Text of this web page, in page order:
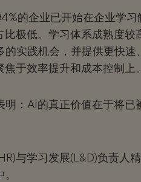
的企业已开始在企业学习
极低。学习体系成熟度较
实践机会，并提供更快速
于效率提升和成本控制上
：AI的真正价值在于将已
与学习发展(L&D)负责人